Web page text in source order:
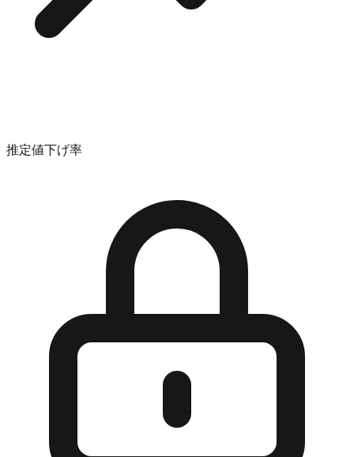
推定値下げ率